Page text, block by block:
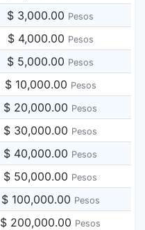
$ 3,000.00 Pesos
$ 4,000.00 Pesos
$ 5,000.00 Pesos
$ 10,000.00 Pesos
$ 20,000.00 Pesos
$ 30,000.00 Pesos
$ 40,000.00 Pesos
$ 50,000.00 Pesos
$ 100,000.00 Pesos
$ 200,000.00 Pesos